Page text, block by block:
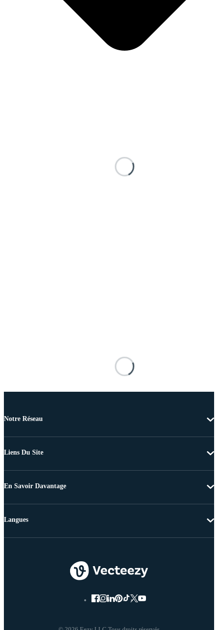
Notre Réseau
Liens Du Site
En Savoir Davantage
Langues